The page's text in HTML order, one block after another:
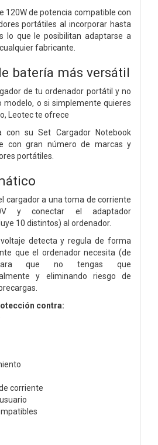
120W de potencia compatible con
portátiles al incorporar hasta
lo que le posibilitan adaptarse a
fabricante.
batería más versátil
de tu ordenador portátil y no
modelo, o si simplemente quieres
Leotec te ofrece
con su Set Cargador Notebook
con gran número de marcas y
portátiles.
cargador a una toma de corriente
y conectar el adaptador
10 distintos) al ordenador.
detecta y regula de forma
que el ordenador necesita (de
que no tengas que
y eliminando riesgo de
contra:
corriente